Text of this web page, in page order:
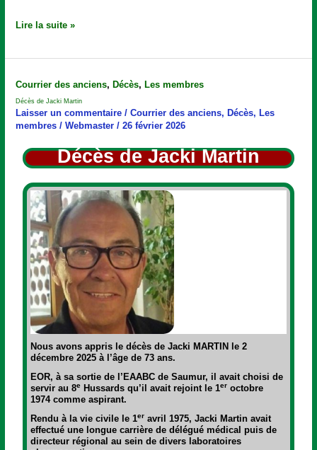
Lire la suite »
Courrier des anciens,Décès,Les membres
Décès de Jacki Martin
Laisser un commentaire /Courrier des anciens,Décès,Les
membres /Webmaster/26 février 2026
Décès de Jacki Martin
Nous avons appris le décès de Jacki MARTIN le 2
décembre 2025 à l’âge de 73 ans.
EOR, à sa sortie de l’EAABC de Saumur, il avait choisi de
servir au 8e Hussards qu’il avait rejoint le 1er octobre
1974 comme aspirant.
Rendu à la vie civile le 1er avril 1975, Jacki Martin avait
effectué une longue carrière de délégué médical puis de
directeur régional au sein de divers laboratoires
Décès
Jacki
Martin